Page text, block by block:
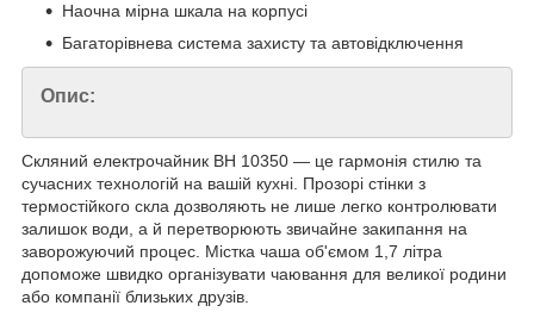
Наочна мірна шкала на корпусі
Багаторівнева система захисту та автовідключення
Опис:
Скляний електрочайник BH 10350 — це гармонія стилю та
сучасних технологій на вашій кухні. Прозорі стінки з
термостійкого скла дозволяють не лише легко контролювати
залишок води, а й перетворюють звичайне закипання на
заворожуючий процес. Містка чаша об'ємом 1,7 літра
допоможе швидко організувати чаювання для великої родини
або компанії близьких друзів.